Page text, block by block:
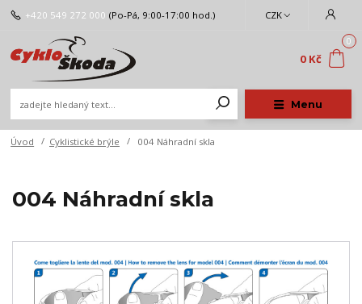
Menu
CZK
+420 549 272 000 (Po-Pá, 9:00-17:00 hod.)
0
0 Kč
Úvod Cyklistické brýle 004 Náhradní skla
004 Náhradní skla